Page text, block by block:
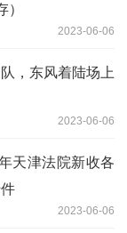
2023-06-06
，东风着陆场上
2023-06-06
天津法院新收各
2023-06-06